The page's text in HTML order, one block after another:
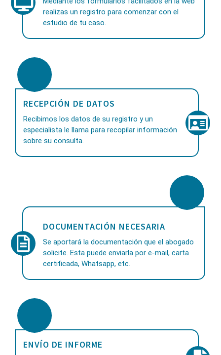
realizas un registro para comenzar con el
estudio de tu caso.
RECEPCIÓN DE DATOS
Recibimos los datos de su registro y un
especialista le llama para recopilar información
sobre su consulta.
DOCUMENTACIÓN NECESARIA
Se aportará la documentación que el abogado
solicite. Esta puede enviarla por e-mail, carta
certificada, Whatsapp, etc.
ENVÍO DE INFORME